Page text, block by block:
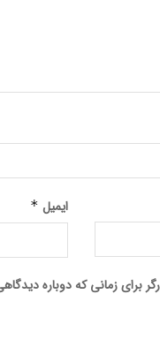
ایمیل *
برای زمانی که دوباره